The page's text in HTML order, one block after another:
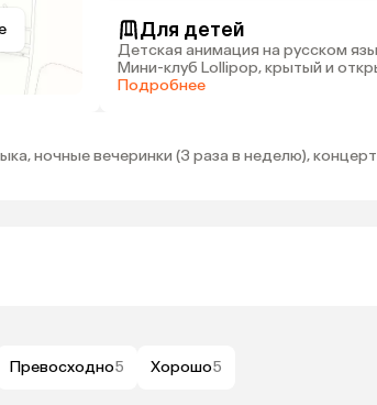
Для детей
Детская анимация на русском
Мини-клуб Lollipop, крытый и
(1-3 года, под родительским
мини-клубе), Специальные
Подробнее
ночные вечеринки (3 раза в неделю),
Превосходно5 Хорошо5